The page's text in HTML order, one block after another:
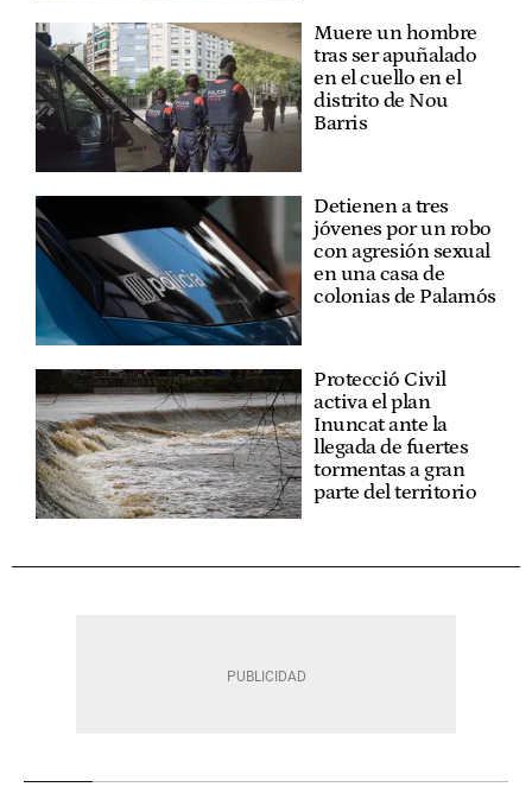
Muere un hombre
tras ser apuñalado
en el cuello en el
distrito de Nou
Barris
Detienen a tres
jóvenes por un robo
con agresión sexual
en una casa de
colonias de Palamós
Protecció Civil
activa el plan
Inuncat ante la
llegada de fuertes
tormentas a gran
parte del territorio